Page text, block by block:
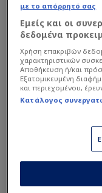
Οι Βαυαροί
πρώτο ημίχρονο
όχι μόνο δεν
τους βασικούς
μία απίθανη
Τζάκσον, Ολίσε,
Διαβάστε
με το απόρρητό σας
Εμείς και οι
δεδομένα
Χρήση επακριβών
χαρακτηριστικών
Αποθήκευση ή/και
Εξατομικευμένη
και περιεχομένου,
Κατάλογος